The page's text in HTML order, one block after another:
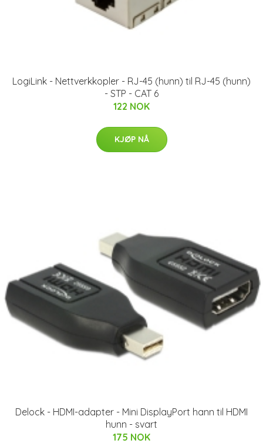
LogiLink - Nettverkkopler - RJ-45 (hunn) til RJ-45 (hunn)
- STP - CAT 6
122 NOK
KJØP NÅ
Delock - HDMI-adapter - Mini DisplayPort hann til HDMI
hunn - svart
175 NOK